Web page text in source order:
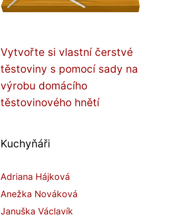
Vytvořte si vlastní čerstvé
těstoviny s pomocí sady na
výrobu domácího
těstovinového hnětí
Kuchyňáři
Adriana Hájková
Anežka Nováková
Januška Václavík